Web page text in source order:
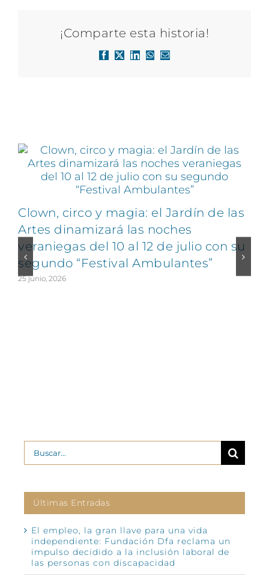
¡Comparte esta historia!
Facebook
X LinkedInWhatsApp
Correo
Clown, circo y magia: el Jardín de las
Artes dinamizará las noches
veraniegas del 10 al 12 de julio con su
segundo “Festival Ambulantes”
25 junio, 2026
Buscar:
Últimas Entradas
El empleo, la gran llave para una vida
independiente: Fundación Dfa reclama un
impulso decidido a la inclusión laboral de
las personas con discapacidad